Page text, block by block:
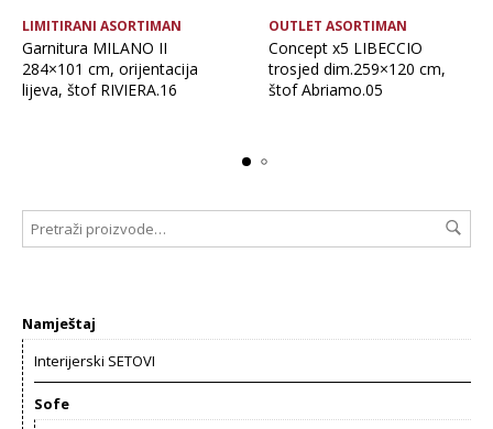
LIMITIRANI ASORTIMAN
Garnitura MILANO II
284×101 cm, orijentacija
lijeva, štof RIVIERA.16
OUTLET ASORTIMAN
Concept x5 LIBECCIO
trosjed dim.259×120 cm,
štof Abriamo.05
Namještaj
Interijerski SETOVI
Sofe